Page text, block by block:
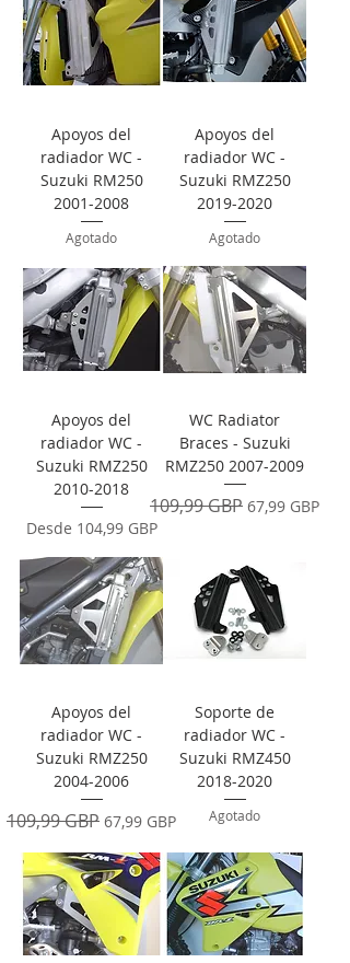
Apoyos del
radiador WC -
Suzuki RM250
2001-2008
Agotado
Apoyos del
radiador WC -
Suzuki RMZ250
2019-2020
Agotado
Apoyos del
radiador WC -
Suzuki RMZ250
2010-2018
Desde 104,99 GBP
Precio de oferta
WC Radiator
Braces - Suzuki
RMZ250 2007-2009
Precio
109,99 GBP Precio de
67,99 GBP
Apoyos del
radiador WC -
Suzuki RMZ250
2004-2006
Precio
109,99 GBP Precio de oferta
67,99 GBP
Soporte de
radiador WC -
Suzuki RMZ450
2018-2020
Agotado